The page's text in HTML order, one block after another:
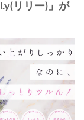
リリー)」が